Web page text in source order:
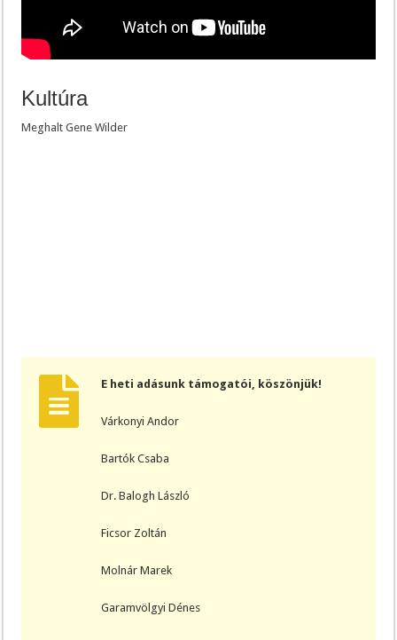
Kultúra
Meghalt Gene Wilder
E heti adásunk támogatói, köszönjük!
Várkonyi Andor
Bartók Csaba
Dr. Balogh László
Ficsor Zoltán
Molnár Marek
Garamvölgyi Dénes